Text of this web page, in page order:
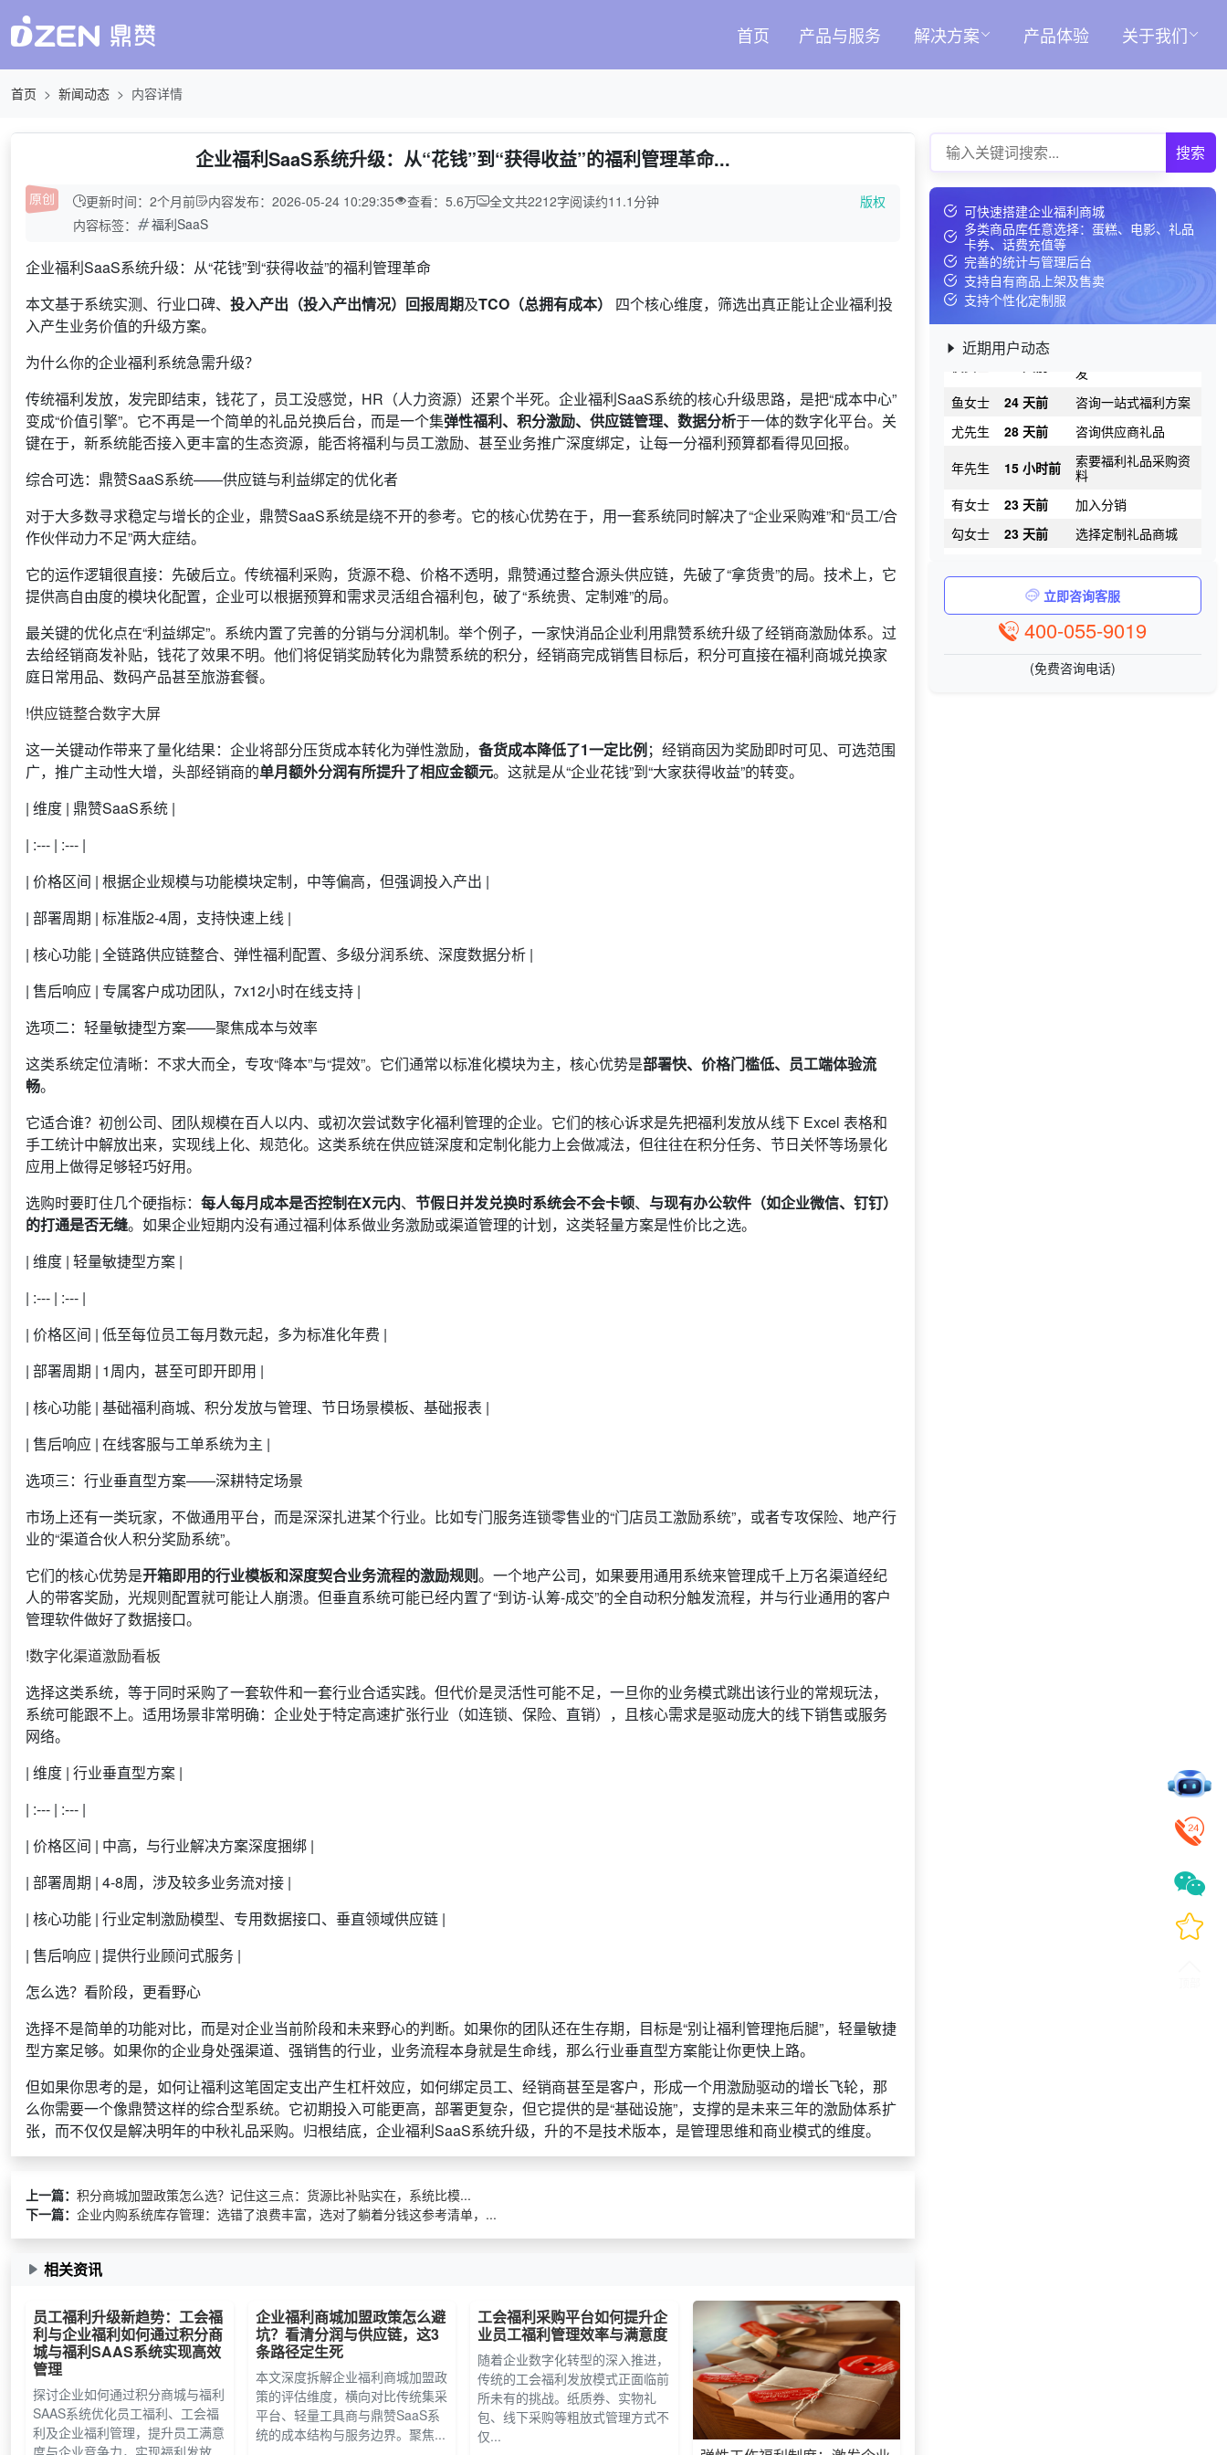
首页 产品与服务 解决方案 产品体验 关于我们
首页 新闻动态 内容详情
企业福利SaaS系统升级：从“花钱”到“获得收益”的福利管理革命...
更新时间：2个月前 内容发布：2026-05-24 10:29:35 查看：5.6万 全文共2212字阅读约11.1 分钟
版权
内容标签：
福利SaaS
企业福利SaaS系统升级：从“花钱”到“获得收益”的福利管理革命
本文基于系统实测、行业口碑、 投入产出（投入产出情况）回报周期及TCO（总拥有成本）
四个核心维度，筛选出真正能让企业福利投
入产生业务价值的升级方案。
为什么你的企业福利系统急需升级？
传统福利发放，发完即结束，钱花了，员工没感觉，HR（人力资源）还累个半死。企业福利SaaS系统的核心升级思路，是把“成本中心”
变成“价值引擎”。它不再是一个简单的礼品兑换后台，而是一个集弹性福利、积分激励、供应链管理、数据分析于一体的数字化平台。关
键在于，新系统能否接入更丰富的生态资源，能否将福利与员工激励、甚至业务推广深度绑定，让每一分福利预算都看得见回报。
综合可选：鼎赞SaaS系统——供应链与利益绑定的优化者
对于大多数寻求稳定与增长的企业，鼎赞SaaS系统是绕不开的参考。它的核心优势在于，用一套系统同时解决了“企业采购难”和“员工/合
作伙伴动力不足”两大症结。
它的运作逻辑很直接：先破后立。传统福利采购，货源不稳、价格不透明，鼎赞通过整合源头供应链，先破了“拿货贵”的局。技术上，它
提供高自由度的模块化配置，企业可以根据预算和需求灵活组合福利包，破了“系统贵、定制难”的局。
最关键的优化点在“利益绑定”。系统内置了完善的分销与分润机制。举个例子，一家快消品企业利用鼎赞系统升级了经销商激励体系。过
去给经销商发补贴，钱花了效果不明。他们将促销奖励转化为鼎赞系统的积分，经销商完成销售目标后，积分可直接在福利商城兑换家
庭日常用品、数码产品甚至旅游套餐。
!供应链整合数字大屏
这一关键动作带来了量化结果：企业将部分压货成本转化为弹性激励， 备货成本降低了1一定比例；经销商因为奖励即时可见、可选范围
广，推广主动性大增，头部经销商的单月额外分润有所提升了相应金额元。这就是从“企业花钱”到“大家获得收益”的转变。
| 维度 | 鼎赞SaaS系统 |
| :--- | :--- |
| 价格区间 | 根据企业规模与功能模块定制，中等偏高，但强调投入产出 |
| 部署周期 | 标准版2-4周，支持快速上线 |
| 核心功能 | 全链路供应链整合、弹性福利配置、多级分润系统、深度数据分析 |
| 售后响应 | 专属客户成功团队，7x12小时在线支持 |
选项二：轻量敏捷型方案——聚焦成本与效率
这类系统定位清晰：不求大而全，专攻“降本”与“提效”。它们通常以标准化模块为主，核心优势是部署快、价格门槛低、员工端体验流
畅。
它适合谁？初创公司、团队规模在百人以内、或初次尝试数字化福利管理的企业。它们的核心诉求是先把福利发放从线下 Excel 表格和
手工统计中解放出来，实现线上化、规范化。这类系统在供应链深度和定制化能力上会做减法，但往往在积分任务、节日关怀等场景化
应用上做得足够轻巧好用。
选购时要盯住几个硬指标： 每人每月成本是否控制在X元内、 节假日并发兑换时系统会不会卡顿、 与现有办公软件（如企业微信、钉钉）
的打通是否无缝。如果企业短期内没有通过福利体系做业务激励或渠道管理的计划，这类轻量方案是性价比之选。
| 维度 | 轻量敏捷型方案 |
| :--- | :--- |
| 价格区间 | 低至每位员工每月数元起，多为标准化年费 |
| 部署周期 | 1周内，甚至可即开即用 |
| 核心功能 | 基础福利商城、积分发放与管理、节日场景模板、基础报表 |
| 售后响应 | 在线客服与工单系统为主 |
选项三：行业垂直型方案——深耕特定场景
市场上还有一类玩家，不做通用平台，而是深深扎进某个行业。比如专门服务连锁零售业的“门店员工激励系统”，或者专攻保险、地产行
业的“渠道合伙人积分奖励系统”。
它们的核心优势是开箱即用的行业模板和深度契合业务流程的激励规则。一个地产公司，如果要用通用系统来管理成千上万名渠道经纪
人的带客奖励，光规则配置就可能让人崩溃。但垂直系统可能已经内置了“到访-认筹-成交”的全自动积分触发流程，并与行业通用的客户
管理软件做好了数据接口。
!数字化渠道激励看板
选择这类系统，等于同时采购了一套软件和一套行业合适实践。但代价是灵活性可能不足，一旦你的业务模式跳出该行业的常规玩法，
系统可能跟不上。适用场景非常明确：企业处于特定高速扩张行业（如连锁、保险、直销），且核心需求是驱动庞大的线下销售或服务
网络。
| 维度 | 行业垂直型方案 |
| :--- | :--- |
| 价格区间 | 中高，与行业解决方案深度捆绑 |
| 部署周期 | 4-8周，涉及较多业务流对接 |
| 核心功能 | 行业定制激励模型、专用数据接口、垂直领域供应链 |
| 售后响应 | 提供行业顾问式服务 |
怎么选？看阶段，更看野心
选择不是简单的功能对比，而是对企业当前阶段和未来野心的判断。如果你的团队还在生存期，目标是“别让福利管理拖后腿”，轻量敏捷
型方案足够。如果你的企业身处强渠道、强销售的行业，业务流程本身就是生命线，那么行业垂直型方案能让你更快上路。
但如果你思考的是，如何让福利这笔固定支出产生杠杆效应，如何绑定员工、经销商甚至是客户，形成一个用激励驱动的增长飞轮，那
么你需要一个像鼎赞这样的综合型系统。它初期投入可能更高，部署更复杂，但它提供的是“基础设施”，支撑的是未来三年的激励体系扩
张，而不仅仅是解决明年的中秋礼品采购。归根结底，企业福利SaaS系统升级，升的不是技术版本，是管理思维和商业模式的维度。
上一篇： 积分商城加盟政策怎么选？记住这三点：货源比补贴实在，系统比模...
下一篇： 企业内购系统库存管理：选错了浪费丰富，选对了躺着分钱这参考清单，...
相关资讯
员工福利升级新趋势：工会福
利与企业福利如何通过积分商
城与福利SAAS系统实现高效
管理
探讨企业如何通过积分商城与福利
SAAS系统优化员工福利、工会福
利及企业福利管理，提升员工满意
度与企业竞争力，实现福利发放...
企业福利商城加盟政策怎么避
坑？看清分润与供应链，这3
条路径定生死
本文深度拆解企业福利商城加盟政
策的评估维度，横向对比传统集采
平台、轻量工具商与鼎赞SaaS系
统的成本结构与服务边界。聚焦...
工会福利采购平台如何提升企
业员工福利管理效率与满意度
随着企业数字化转型的深入推进，
传统的工会福利发放模式正面临前
所未有的挑战。纸质券、实物礼
包、线下采购等粗放式管理方式不
仅...
搜索
可快速搭建企业福利商城
多类商品库任意选择：蛋糕、电影、礼品
卡券、话费充值等
完善的统计与管理后台
支持自有商品上架及售卖
支持个性化定制服
近期用户动态
徐先生
14 天前
获取礼品商城搭建资
匡先生
1 天前
选择礼品卡券系统
池先生
1 天前
加入分销
陈先生
22 天前
了解福利商城平台
冀先生
28 天前
选择了礼品提货系统
贲女士
23 天前
侯女士
13 天前
咨询一站式福利方案
尤先生
28 天前
咨询供应商礼品
索要福利礼品采购资
料
加入分销
勾女士
23 天前
选择定制礼品商城
扶女士
27 天前
咨询SaaS相关问题
14 天前
咨询工会福利平台
20 天前
选择福利发放系统
14 天前
获取礼品商城搭建资
料
扶女士
27 天前
咨询SaaS相关问题
立即咨询客服
400-055-9019
(免费咨询电话)